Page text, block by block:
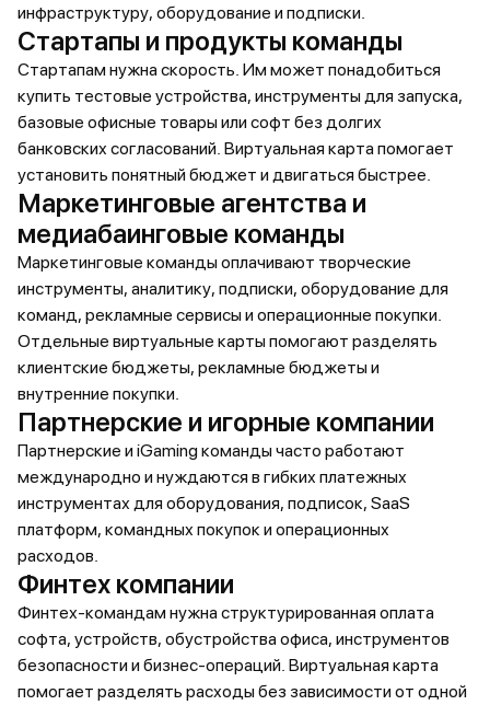
инфраструктуру, оборудование и подписки.
Стартапы и продукты команды
Стартапам нужна скорость. Им может понадобиться
купить тестовые устройства, инструменты для запуска,
базовые офисные товары или софт без долгих
банковских согласований. Виртуальная карта помогает
установить понятный бюджет и двигаться быстрее.
Маркетинговые агентства и
медиабаинговые команды
Маркетинговые команды оплачивают творческие
инструменты, аналитику, подписки, оборудование для
команд, рекламные сервисы и операционные покупки.
Отдельные виртуальные карты помогают разделять
клиентские бюджеты, рекламные бюджеты и
внутренние покупки.
Партнерские и игорные компании
Партнерские и iGaming команды часто работают
международно и нуждаются в гибких платежных
инструментах для оборудования, подписок, SaaS
платформ, командных покупок и операционных
расходов.
Финтех компании
Финтех-командам нужна структурированная оплата
софта, устройств, обустройства офиса, инструментов
безопасности и бизнес-операций. Виртуальная карта
помогает разделять расходы без зависимости от одной